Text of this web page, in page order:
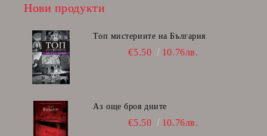
Нови продукти
Топ мистериите на България
€5.50 10.76лв.
Аз още броя дните
€5.50 10.76лв.